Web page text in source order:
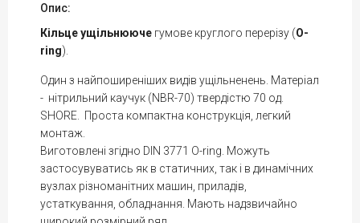
Опис:
Кільцеущільнююче гумове круглого перерізу (O-
ring).
Один з найпоширеніших видів ущільненень. Матеріал
- нітрильний каучук (NBR-70) твердістю 70 од.
SHORE. Проста компактна конструкція, легкий
монтаж.
Виготовлені згідно DIN 3771 O-ring. Можуть
застосувуватись як в статичних, так і в динамічних
вузлах різноманітних машин, приладів,
устаткування, обладнання. Мають надзвичайно